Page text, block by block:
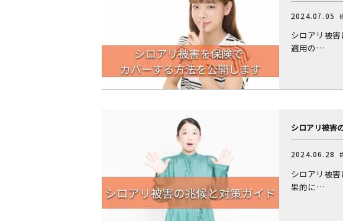
2024.07.05
シロアリ被
適用の…
シロアリ被害
2024.06.28
シロアリ被
果的に…